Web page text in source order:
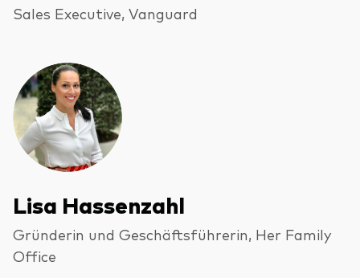
Sales Executive, Vanguard
Lisa Hassenzahl
Gründerin und Geschäftsführerin, Her Family
Office